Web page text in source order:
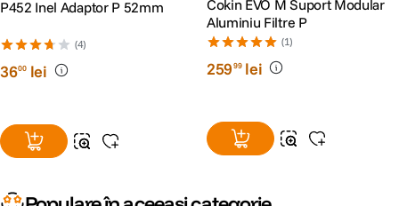
P452 Inel Adaptor P 52mm
(4)
3600 lei
Cokin EVO M Suport Modular
Aluminiu Filtre P
(1)
25999 lei